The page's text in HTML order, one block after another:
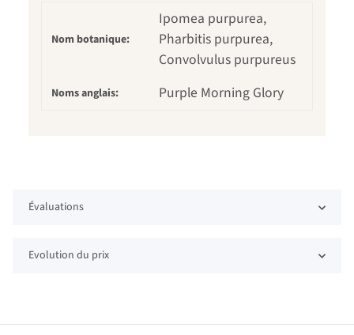
Nom botanique:
Ipomea purpurea,
Pharbitis purpurea,
Convolvulus purpureus
Noms anglais: Purple Morning Glory
Évaluations
Evolution du prix